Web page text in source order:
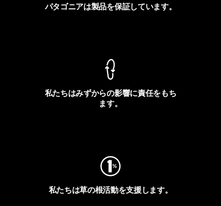
パタゴニアは製品を保証しています。
私たちはみずからの影響に責任をもち
ます。
私たちは草の根活動を支援します。